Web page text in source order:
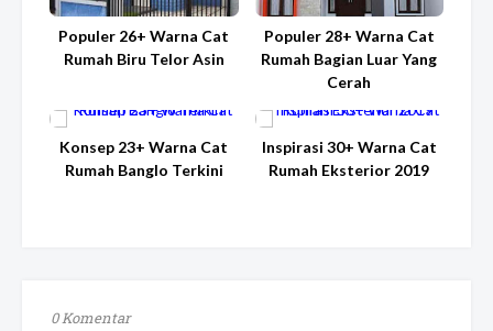
Populer 26+ Warna Cat
Rumah Biru Telor Asin
Populer 28+ Warna Cat
Rumah Bagian Luar Yang
Cerah
Konsep 23+ Warna Cat
Rumah Banglo Terkini
Inspirasi 30+ Warna Cat
Rumah Eksterior 2019
0 Komentar